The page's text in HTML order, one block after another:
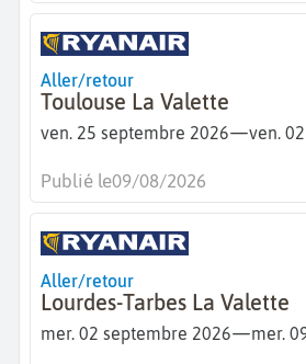
Aller/retour
Toulouse La Valette
ven. 25 septembre 2026—ven.
Publié le09/08/2026
Aller/retour
Lourdes-Tarbes La Valette
mer. 02 septembre 2026—mer.